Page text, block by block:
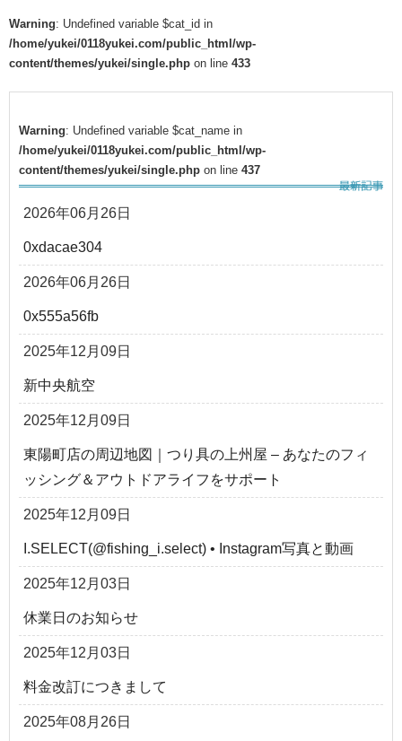
Warning: Undefined variable $cat_id in
/home/yukei/0118yukei.com/public_html/wp-
content/themes/yukei/single.php on line 433
Warning: Undefined variable $cat_name in
/home/yukei/0118yukei.com/public_html/wp-
content/themes/yukei/single.php on line 437
2026年06月26日
0xdacae304
2026年06月26日
0x555a56fb
2025年12月09日
新中央航空
2025年12月09日
東陽町店の周辺地図｜つり具の上州屋 – あなたのフィ
ッシング＆アウトドアライフをサポート
2025年12月09日
I.SELECT(@fishing_i.select) • Instagram写真と動画
2025年12月03日
休業日のお知らせ
2025年12月03日
料金改訂につきまして
2025年08月26日